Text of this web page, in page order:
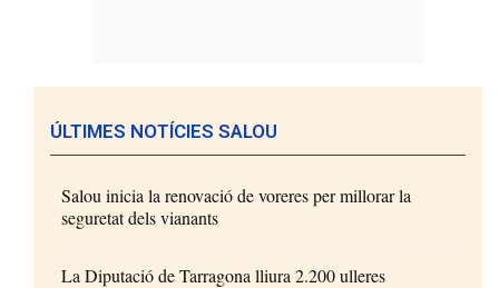
ÚLTIMES NOTÍCIES SALOU
Salou inicia la renovació de voreres per millorar la
seguretat dels vianants
La Diputació de Tarragona lliura 2.200 ulleres